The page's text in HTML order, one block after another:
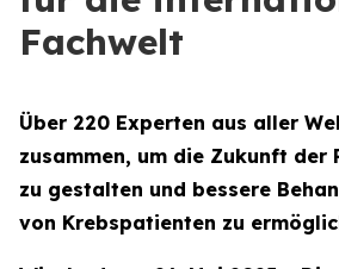
Fachwelt
Über 220 Experten aus aller
zusammen, um die Zukunft
zu gestalten und bessere
von Krebspatienten zu